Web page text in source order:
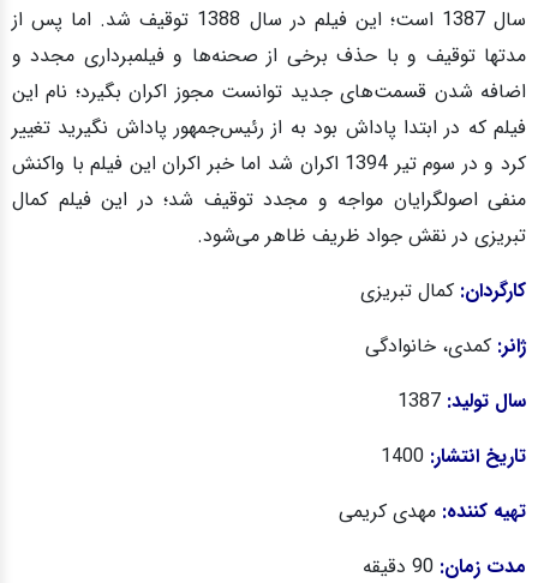
سال 1387 است؛ این فیلم در سال 1388 توقیف شد. اما پس از
مدتها توقیف و با حذف برخی از صحنه‌ها و فیلمبرداری مجدد و
اضافه شدن قسمت‌های جدید توانست مجوز اکران بگیرد؛ نام این
فیلم که در ابتدا پاداش بود به از رئیس‌جمهور پاداش نگیرید تغییر
کرد و در سوم تیر 1394 اکران شد اما خبر اکران این فیلم با واکنش
منفی اصولگرایان مواجه و مجدد توقیف شد؛ در این فیلم کمال
تبریزی در نقش جواد ظریف ظاهر می‌شود.
کارگردان: کمال تبریزی
ژانر: کمدی، خانوادگی
سال تولید:
تاریخ انتشار:
تهیه کننده: مهدی کریمی
مدت زمان: